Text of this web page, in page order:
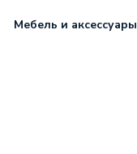
Мебель и аксессуары